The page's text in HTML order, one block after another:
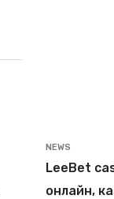
NEWS
LeeBet
онлайн,